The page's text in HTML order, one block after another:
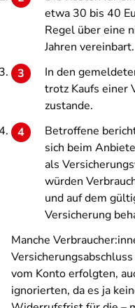
etwa 30 bis 40
Regel über eine
Jahren vereinbart.
In den
trotz Kaufs einer
zustande.
Betroffene
sich beim
als
würden
und auf dem
Versicherung
Manche
vom Konto erfolgten,
ignorierten, da es ja